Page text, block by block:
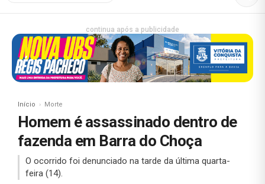
continua após a publicidade
Início Morte
Homem é assassinado dentro de
fazenda em Barra do Choça
O ocorrido foi denunciado na tarde da última quarta-
feira (14).